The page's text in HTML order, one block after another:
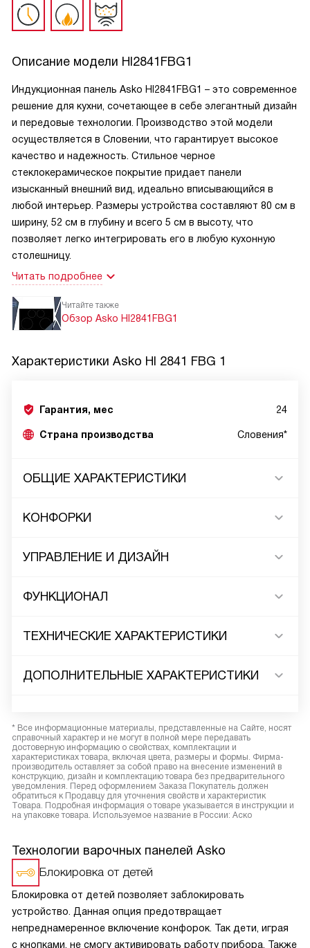
Описание модели HI2841FBG1
Индукционная панель Asko HI2841FBG1 – это современное
решение для кухни, сочетающее в себе элегантный дизайн
и передовые технологии. Производство этой модели
осуществляется в Словении, что гарантирует высокое
качество и надежность. Стильное черное
стеклокерамическое покрытие придает панели
изысканный внешний вид, идеально вписывающийся в
любой интерьер. Размеры устройства составляют 80 см в
ширину, 52 см в глубину и всего 5 см в высоту, что
позволяет легко интегрировать его в любую кухонную
столешницу.
Читать подробнее
Читайте также
Обзор Asko HI2841FBG1
Характеристики Asko HI 2841 FBG 1
Гарантия, мес 24
Страна производства Словения*
ОБЩИЕ ХАРАКТЕРИСТИКИ
КОНФОРКИ
УПРАВЛЕНИЕ И ДИЗАЙН
ФУНКЦИОНАЛ
ТЕХНИЧЕСКИЕ ХАРАКТЕРИСТИКИ
ДОПОЛНИТЕЛЬНЫЕ ХАРАКТЕРИСТИКИ
* Все информационные материалы, представленные на Сайте, носят
справочный характер и не могут в полной мере передавать
достоверную информацию о свойствах, комплектации и
характеристиках товара, включая цвета, размеры и формы. Фирма-
производитель оставляет за собой право на внесение изменений в
конструкцию, дизайн и комплектацию товара без предварительного
уведомления. Перед оформлением Заказа Покупатель должен
обратиться к Продавцу для уточнения свойств и характеристик
Товара. Подробная информация о товаре указывается в инструкции и
на упаковке товара. Используемое название в России: Аско
Технологии варочных панелей Asko
Блокировка от детей
Блокировка от детей позволяет заблокировать
устройство. Данная опция предотвращает
непреднамеренное включение конфорок. Так дети, играя
с кнопками, не смогу активировать работу прибора. Также